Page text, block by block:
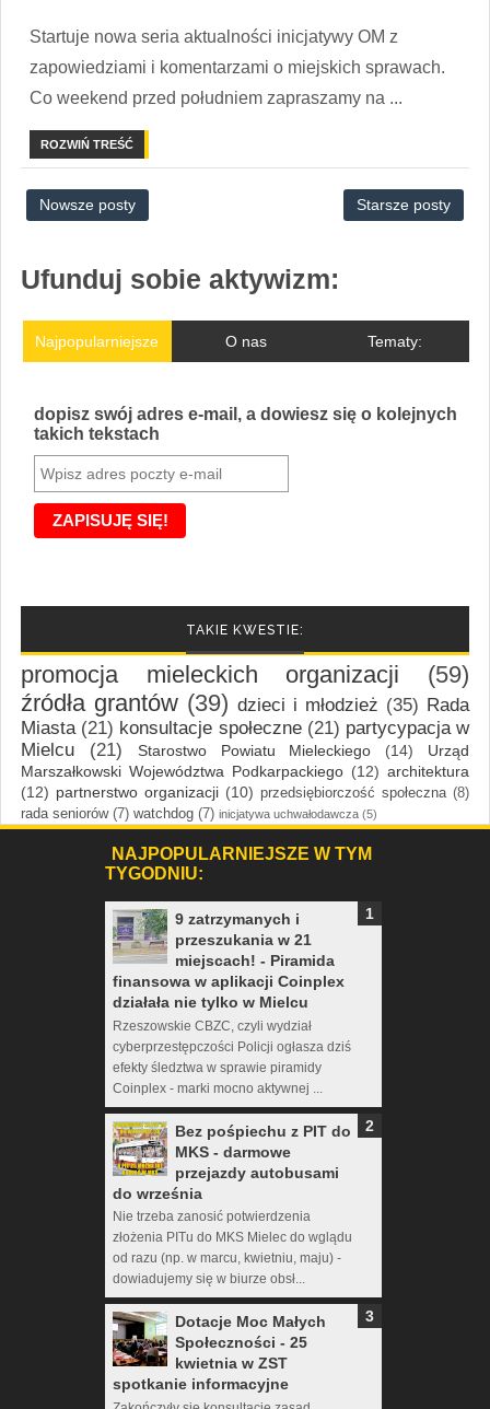
Startuje nowa seria aktualności inicjatywy OM z
zapowiedziami i komentarzami o miejskich sprawach.
Co weekend przed południem zapraszamy na ...
ROZWIŃ TREŚĆ
Nowsze posty Starsze posty
Ufunduj sobie aktywizm:
Najpopularniejsze O nas Tematy:
dopisz swój adres e-mail, a dowiesz się o kolejnych
takich tekstach
TAKIE KWESTIE:
promocja mieleckich organizacji
(59)
źródła grantów (39) dzieci i młodzież (35) Rada
Miasta (21) konsultacje społeczne (21) partycypacja w
Mielcu
(21) Starostwo Powiatu Mieleckiego (14)
Urząd
Marszałkowski Województwa Podkarpackiego (12) architektura
(12) partnerstwo organizacji (10) przedsiębiorczość społeczna (8)
rada seniorów (7) watchdog (7) inicjatywa uchwałodawcza (5)
NAJPOPULARNIEJSZE W TYM
TYGODNIU:
9 zatrzymanych i
przeszukania w 21
miejscach! - Piramida
finansowa w aplikacji Coinplex
działała nie tylko w Mielcu
Rzeszowskie CBZC, czyli wydział
cyberprzestępczości Policji ogłasza dziś
efekty śledztwa w sprawie piramidy
Coinplex - marki mocno aktywnej ...
Bez pośpiechu z PIT do
MKS - darmowe
przejazdy autobusami
do września
Nie trzeba zanosić potwierdzenia
złożenia PITu do MKS Mielec do wglądu
od razu (np. w marcu, kwietniu, maju) -
dowiadujemy się w biurze obsł...
Dotacje Moc Małych
Społeczności - 25
kwietnia w ZST
spotkanie informacyjne